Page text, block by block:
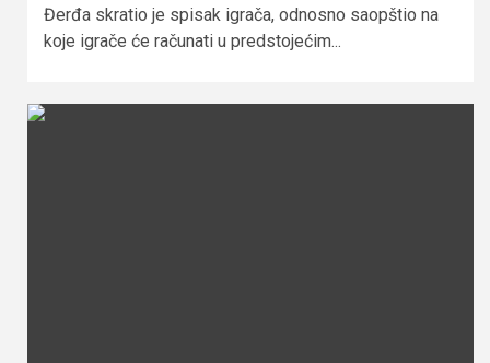
Đerđa skratio je spisak igrača, odnosno saopštio na
koje igrače će računati u predstojećim...